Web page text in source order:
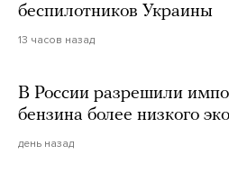
беспилотников Украины
13 часов назад
В России разрешили
бензина более низкого
день назад